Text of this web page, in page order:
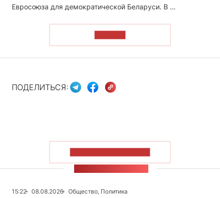
Евросоюза для демократической Беларуси. В …
ПОДЕЛИТЬСЯ:
15:22 08.08.2026
Общество, Политика